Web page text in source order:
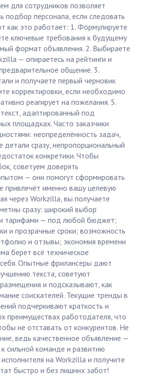
для сотрудников позволяет
подбор персонала, если следовать
как это работает: 1. Формулируете
ключевые требования к будущему
формат объявления. 2. Выбираете
— опираетесь на рейтинги и
общение. 3.
и получаете первый черновик
корректировки, если необходимо
реагирует на пожелания. 5.
адаптированный под
площадках. Часто заказчики
неопределённость задач,
детали сразу, непропорциональный
конкретики. Чтобы
советуем доверять
— они помогут сформировать
привлечёт именно вашу целевую
через Workzilla, вы получаете
сразу: широкий выбор
тарифами — под любой бюджет;
и прозрачные сроки; возможность
и отзывы; экономия времени
берет всё техническое
Опытные фрилансеры дают
текста, советуют
и подсказывают, как
соискателей. Текущие тренды в
подчеркивают краткость и
преимуществах работодателя, что
не отставать от конкурентов. Не
ведь качественное объявление —
сильной команде и развитию
на Workzilla и получите
быстро и без лишних забот!